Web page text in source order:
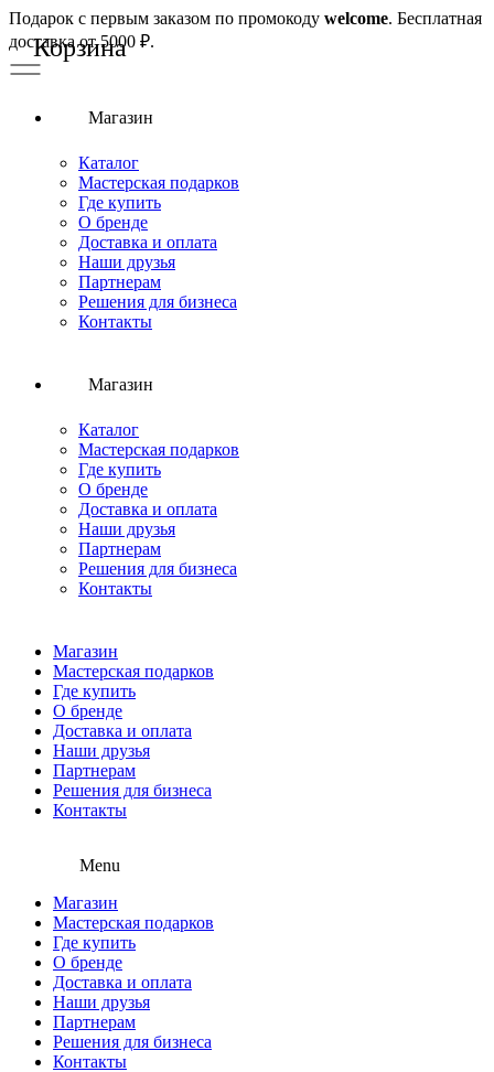
Подарок с первым заказом по промокоду welcome. Бесплатная
доставка от 5000 ₽.
Магазин
Каталог
Мастерская подарков
Где купить
О бренде
Доставка и оплата
Наши друзья
Партнерам
Решения для бизнеса
Контакты
Магазин
Каталог
Мастерская подарков
Где купить
О бренде
Доставка и оплата
Наши друзья
Партнерам
Решения для бизнеса
Контакты
Магазин
Мастерская подарков
Где купить
О бренде
Доставка и оплата
Наши друзья
Партнерам
Решения для бизнеса
Контакты
Menu
Магазин
Мастерская подарков
Где купить
О бренде
Доставка и оплата
Наши друзья
Партнерам
Решения для бизнеса
Контакты